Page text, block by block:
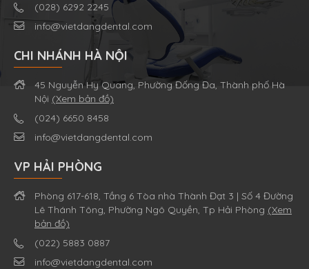
(028) 6292 2245
info@vietdangdental.com
CHI NHÁNH HÀ NỘI
45 Nguyễn Hy Quang, Phường Đống Đa, Thành phố Hà
Nội (Xem bản đồ)
(024) 6650 8458
info@vietdangdental.com
VP HẢI PHÒNG
Phòng 617-618, Tầng 6 Tòa nhà Thành Đạt 3 | Số 4 Đường
Lê Thánh Tông, Phường Ngô Quyền, Tp Hải Phòng (Xem
bản đồ)
(022) 5883 0887
info@vietdangdental.com